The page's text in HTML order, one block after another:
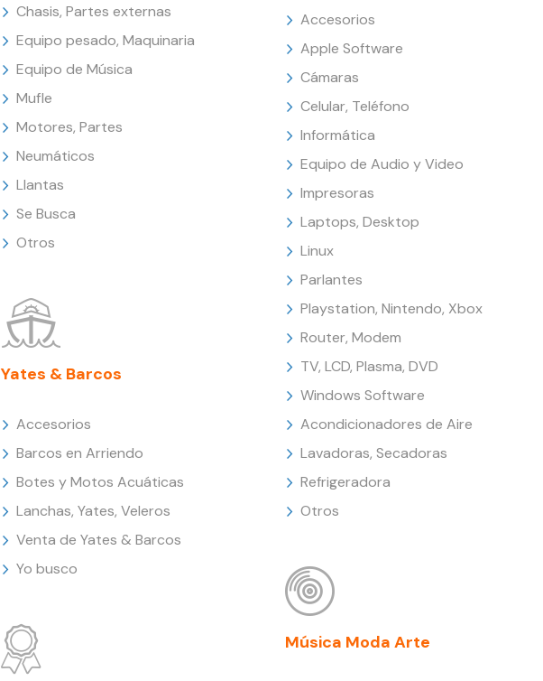
Chasis, Partes externas
Equipo pesado, Maquinaria
Equipo de Música
Mufle
Motores, Partes
Neumáticos
Llantas
Se Busca
Otros
Yates & Barcos
Accesorios
Barcos en Arriendo
Botes y Motos Acuáticas
Lanchas, Yates, Veleros
Venta de Yates & Barcos
Yo busco
Accesorios
Apple Software
Cámaras
Celular, Teléfono
Informática
Equipo de Audio y Video
Impresoras
Laptops, Desktop
Linux
Parlantes
Playstation, Nintendo, Xbox
Router, Modem
TV, LCD, Plasma, DVD
Windows Software
Acondicionadores de Aire
Lavadoras, Secadoras
Refrigeradora
Otros
Música Moda Arte